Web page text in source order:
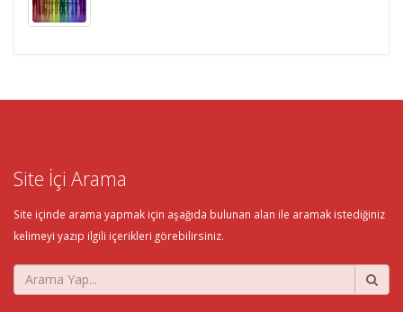
Site İçi Arama
Site içinde arama yapmak için aşağıda bulunan alan ile aramak istediğiniz
kelimeyi yazıp ilgili içerikleri görebilirsiniz.